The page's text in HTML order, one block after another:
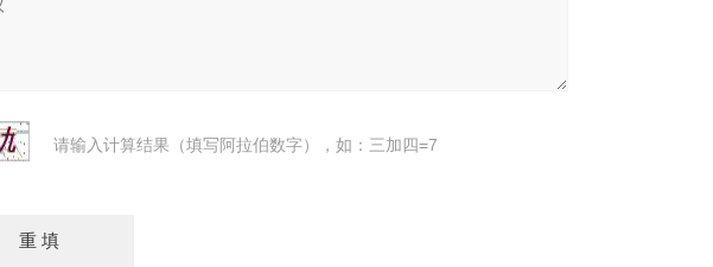
请输入计算结果（填写阿拉伯数字），如：三加四=7